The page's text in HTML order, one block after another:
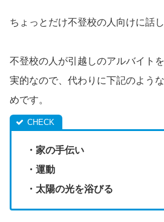
ちょっとだけ不登校の人向けに話し
不登校の人が引越しのアルバイト
実的なので、代わりに下記のよう
めです。
・家の手伝い
・運動
・太陽の光を浴びる